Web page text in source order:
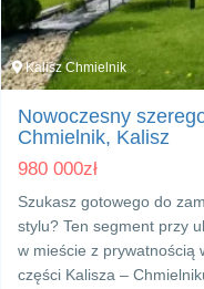
Kalisz Chmielnik
Nowoczesny
Chmielnik, Kalisz
980 000zł
Szukasz gotowego do
stylu? Ten segment przy
w mieście z prywatnością
części Kalisza –